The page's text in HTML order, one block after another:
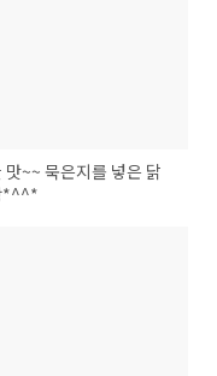
맛~~ 묵은지를 넣은 닭
*^^*